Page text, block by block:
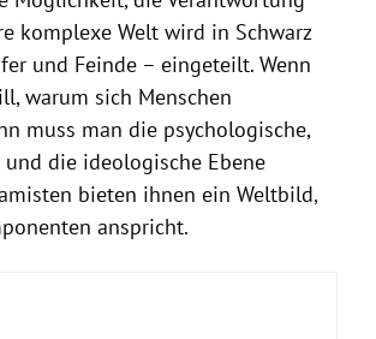
komplexe Welt wird in Schwarz
und Feinde – eingeteilt. Wenn
warum sich Menschen
muss man die psychologische,
die ideologische Ebene
bieten ihnen ein Weltbild,
anspricht.